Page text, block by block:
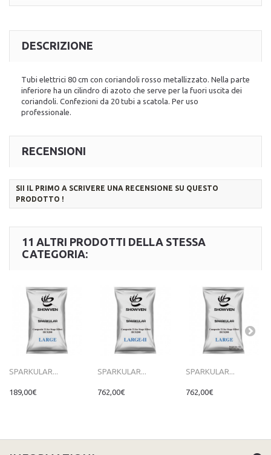
DESCRIZIONE
Tubi elettrici 80 cm con coriandoli rosso metallizzato. Nella parte
inferiore ha un cilindro di azoto che serve per la fuori uscita dei
coriandoli. Confezioni da 20 tubi a scatola. Per uso
professionale.
RECENSIONI
SII IL PRIMO A SCRIVERE UNA RECENSIONE SU QUESTO
PRODOTTO !
11 ALTRI PRODOTTI DELLA STESSA
CATEGORIA:
SPARKULAR...
189,00€
SPARKULAR...
762,00€
SPARKULAR...
762,00€